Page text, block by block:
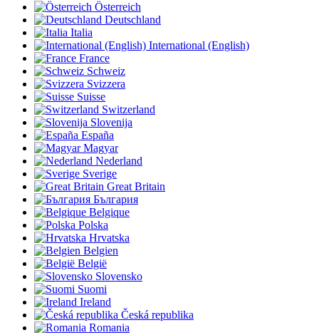
Österreich
Deutschland
Italia
International (English)
France
Schweiz
Svizzera
Suisse
Switzerland
Slovenija
España
Magyar
Nederland
Sverige
Great Britain
България
Belgique
Polska
Hrvatska
Belgien
België
Slovensko
Suomi
Ireland
Česká republika
Romania